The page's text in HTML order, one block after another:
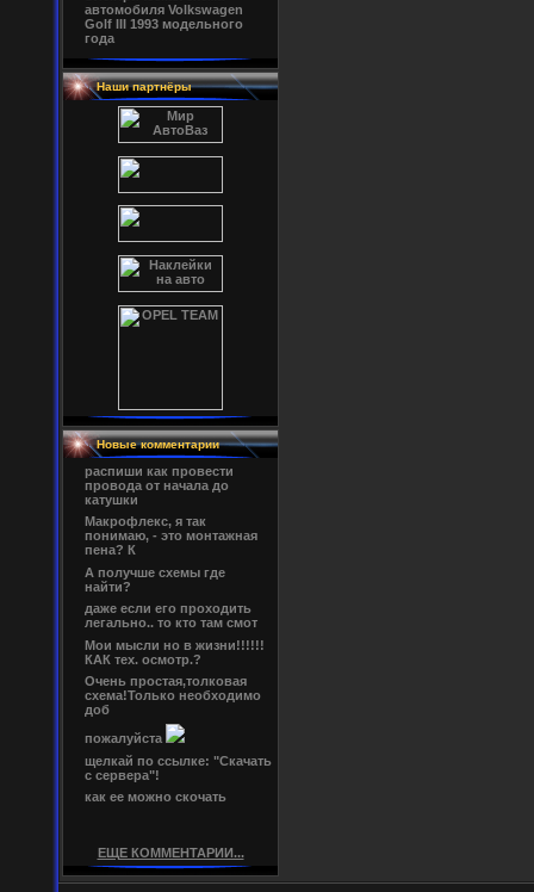
автомобиля Volkswagen
Golf III 1993 модельного
года
Наши партнёры
Новые комментарии
распиши как провести
провода от начала до
катушки
Макрофлекс, я так
понимаю, - это монтажная
пена? К
А получше схемы где
найти?
даже если его проходить
легально.. то кто там смот
Мои мысли но в жизни!!!!!!
КАК тех. осмотр.?
Очень простая,толковая
схема!Только необходимо
доб
пожалуйста
щелкай по ссылке: "Скачать
с сервера"!
как ее можно скочать
ЕЩЕ КОММЕНТАРИИ...